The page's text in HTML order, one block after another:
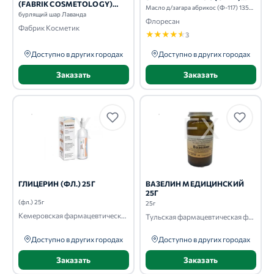
(FABRIK COSMETOLOGY)
БУРЛЯЩИЙ ШАР ЛАВАНДА
бурлящий шар Лаванда
Фабрик Косметик
Доступно в других городах
Заказать
135МЛ
Масло д/загара абрикос (Ф-117) 135мл
Флоресан
★★★★★3
Доступно в других городах
Заказать
ГЛИЦЕРИН (ФЛ.) 25Г
(фл.) 25г
Кемеровская фармацевтическая фабрика
Доступно в других городах
Заказать
ВАЗЕЛИН МЕДИЦИНСКИЙ
25Г
25г
Тульская фармацевтическая фабрика
Доступно в других городах
Заказать